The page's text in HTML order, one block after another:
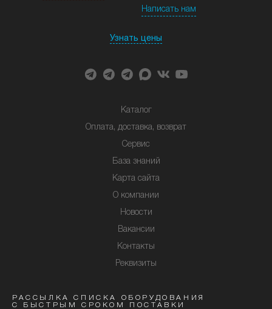
Написать нам
Узнать цены
Каталог
Оплата, доставка, возврат
Сервис
База знаний
Карта сайта
О компании
Новости
Вакансии
Контакты
Реквизиты
РАССЫЛКА СПИСКА ОБОРУДОВАНИЯ
С БЫСТРЫМ СРОКОМ ПОСТАВКИ